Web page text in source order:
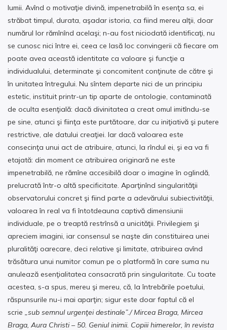
lumii. Avînd o motivaţie divină, impenetrabilă în esenţa sa, ei
străbat timpul, durata, aşadar istoria, ca fiind mereu alţii, doar
numărul lor rămînînd acelaşi; n-au fost niciodată identificaţi, nu
se cunosc nici între ei, ceea ce lasă loc convingerii că fiecare om
poate avea această identitate ca valoare şi funcţie a
individualului, determinate şi concomitent conţinute de către şi
în unitatea întregului. Nu sîntem departe nici de un principiu
estetic, instituit printr-un tip aparte de ontologie, contaminată
de oculta esenţială: dacă divinitatea a creat omul imitîndu-se
pe sine, atunci şi fiinţa este purtătoare, dar cu iniţiativă şi putere
restrictive, ale datului creaţiei. Iar dacă valoarea este
consecinţa unui act de atribuire, atunci, la rîndul ei, şi ea va fi
etajată: din moment ce atribuirea originară ne este
impenetrabilă, ne rămîne accesibilă doar o imagine în oglindă,
prelucrată într-o altă specificitate. Aparţinînd singularităţii
observatorului concret şi fiind parte a adevărului subiectivităţii,
valoarea în real va fi întotdeauna captivă dimensiunii
individuale, pe o treaptă restrînsă a unicităţii. Privilegiem şi
apreciem imagini, iar consensul se naşte din constituirea unei
pluralităţi oarecare, deci relative şi limitate, atribuirea avînd
trăsătura unui numitor comun pe o platformă în care suma nu
anulează esenţialitatea consacrată prin singularitate. Cu toate
acestea, s-a spus, mereu şi mereu, că, la întrebările poetului,
răspunsurile nu-i mai aparţin; sigur este doar faptul că el
scrie „sub semnul urgenţei destinale”./Mircea Braga, Mircea
Braga, Aura Christi – 50. Geniul inimii. Copiii himerelor, în revista